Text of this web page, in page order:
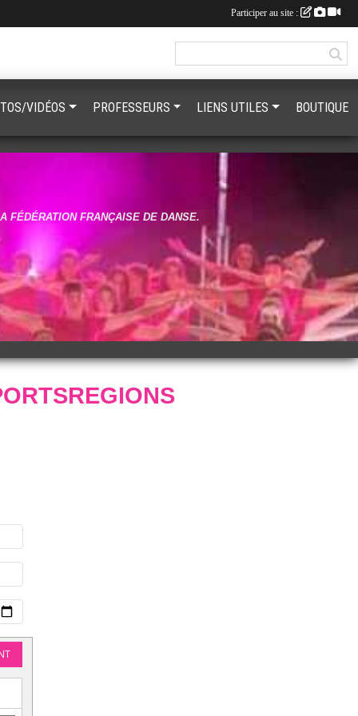
FÉDÉRATION FRANÇAISE DE DANSE.
VIDÉOS PROFESSEURS LIENS UTILES BOUTIQUE
Participer au site :